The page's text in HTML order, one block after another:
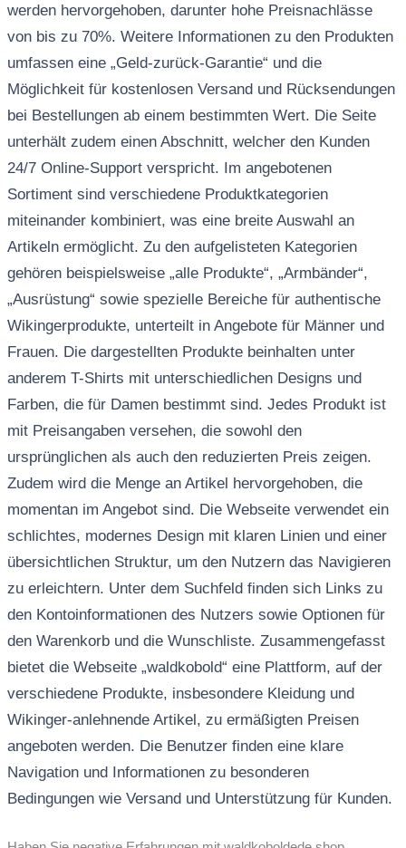
werden hervorgehoben, darunter hohe Preisnachlässe
von bis zu 70%. Weitere Informationen zu den Produkten
umfassen eine „Geld-zurück-Garantie“ und die
Möglichkeit für kostenlosen Versand und Rücksendungen
bei Bestellungen ab einem bestimmten Wert. Die Seite
unterhält zudem einen Abschnitt, welcher den Kunden
24/7 Online-Support verspricht. Im angebotenen
Sortiment sind verschiedene Produktkategorien
miteinander kombiniert, was eine breite Auswahl an
Artikeln ermöglicht. Zu den aufgelisteten Kategorien
gehören beispielsweise „alle Produkte“, „Armbänder“,
„Ausrüstung“ sowie spezielle Bereiche für authentische
Wikingerprodukte, unterteilt in Angebote für Männer und
Frauen. Die dargestellten Produkte beinhalten unter
anderem T-Shirts mit unterschiedlichen Designs und
Farben, die für Damen bestimmt sind. Jedes Produkt ist
mit Preisangaben versehen, die sowohl den
ursprünglichen als auch den reduzierten Preis zeigen.
Zudem wird die Menge an Artikel hervorgehoben, die
momentan im Angebot sind. Die Webseite verwendet ein
schlichtes, modernes Design mit klaren Linien und einer
übersichtlichen Struktur, um den Nutzern das Navigieren
zu erleichtern. Unter dem Suchfeld finden sich Links zu
den Kontoinformationen des Nutzers sowie Optionen für
den Warenkorb und die Wunschliste. Zusammengefasst
bietet die Webseite „waldkobold“ eine Plattform, auf der
verschiedene Produkte, insbesondere Kleidung und
Wikinger-anlehnende Artikel, zu ermäßigten Preisen
angeboten werden. Die Benutzer finden eine klare
Navigation und Informationen zu besonderen
Bedingungen wie Versand und Unterstützung für Kunden.